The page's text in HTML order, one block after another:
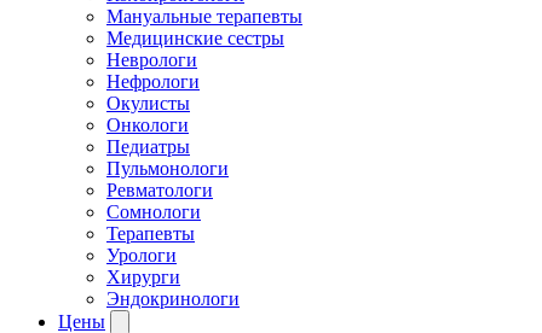
Мануальные терапевты
Медицинские сестры
Неврологи
Нефрологи
Окулисты
Онкологи
Педиатры
Пульмонологи
Ревматологи
Сомнологи
Терапевты
Урологи
Хирурги
Эндокринологи
Цены